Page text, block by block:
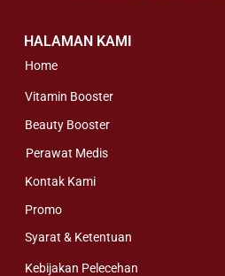
HALAMAN KAMI
Home
Vitamin Booster
Beauty Booster
Perawat Medis
Kontak Kami
Promo
Syarat & Ketentuan
Kebijakan Pelecehan